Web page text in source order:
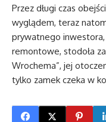
Przez długi czas
wyglądem, teraz
prywatnego
remontowe, stodoła
Wrochema”, jej
tylko zamek czeka w